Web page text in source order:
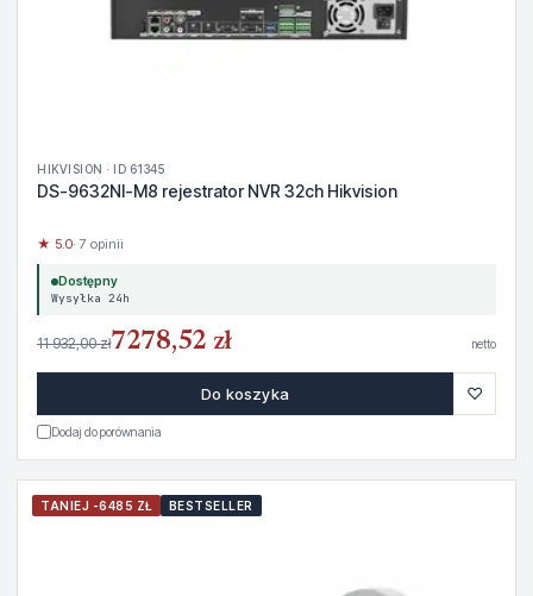
HIKVISION · ID 61345
DS-9632NI-M8 rejestrator NVR 32ch Hikvision
★ 5.0· 7 opinii
Dostępny
Wysyłka 24h
11 932,00 zł7278,52 zł netto
Do koszyka ♡
Dodaj do porównania
TANIEJ -6485 ZŁ BESTSELLER